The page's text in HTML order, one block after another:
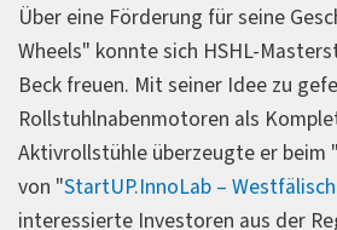
Über eine Förderung für seine
Wheels" konnte sich HSHL-
Beck freuen. Mit seiner Idee zu
Rollstuhlnabenmotoren als
Aktivrollstühle überzeugte er
von "StartUP.InnoLab –
interessierte Investoren aus der